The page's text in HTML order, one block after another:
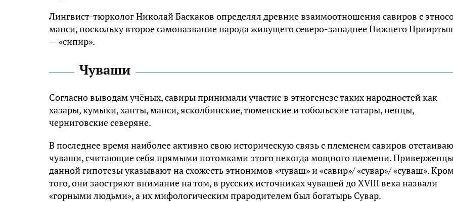
Лингвист-тюрколог Николай Баскаков определял древние взаимоотношения савиров с
манси, поскольку второе самоназвание народа живущего северо-западнее Нижнего
— «сипир».
Чуваши
Согласно выводам учёных, савиры принимали участие в этногенезе таких народностей как
хазары, кумыки, ханты, манси, ясколбинские, тюменские и тобольские татары, ненцы,
черниговские северяне.
В последнее время наиболее активно свою историческую связь с племенем савиров
чуваши, считающие себя прямыми потомками этого некогда мощного племени.
данной гипотезы указывают на схожесть этнонимов «чуваш» и «савир»/ «сувар»/ «суваш».
того, они заостряют внимание на том, в русских источниках чувашей до XVIII века назвали
«горными людьми», а их мифологическим прародителем был богатырь Сувар.